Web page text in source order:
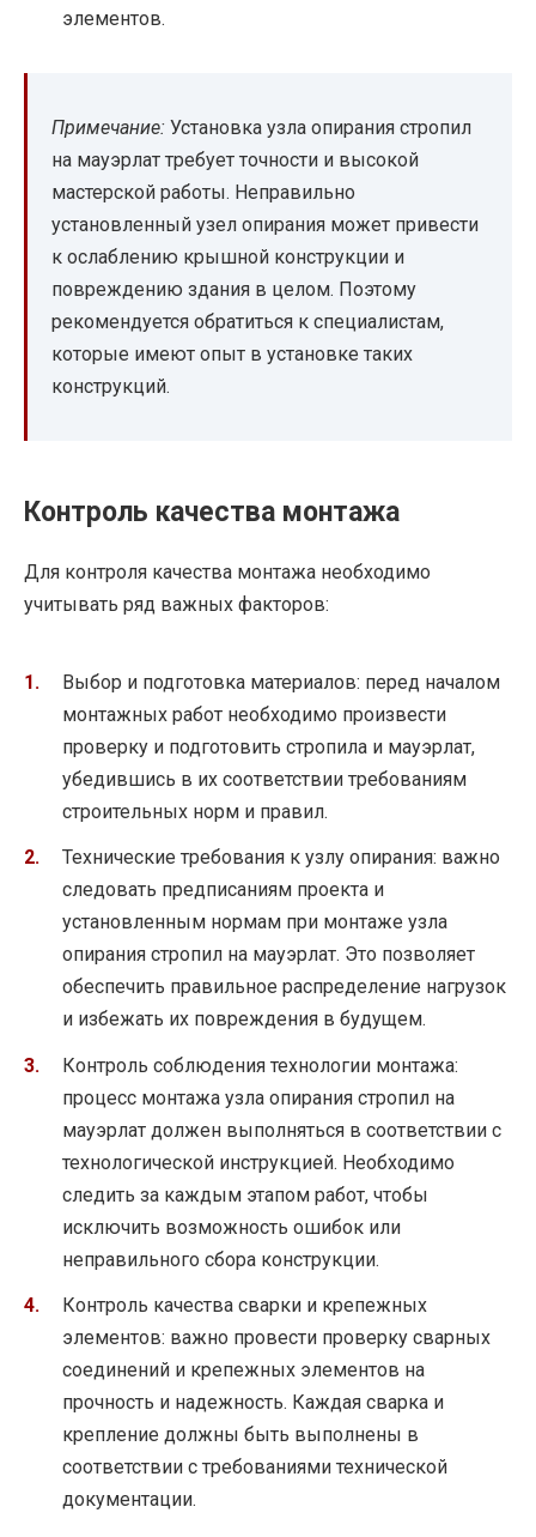
элементов.
Примечание: Установка узла опирания стропил
на мауэрлат требует точности и высокой
мастерской работы. Неправильно
установленный узел опирания может привести
к ослаблению крышной конструкции и
повреждению здания в целом. Поэтому
рекомендуется обратиться к специалистам,
которые имеют опыт в установке таких
конструкций.
Контроль качества монтажа
Для контроля качества монтажа необходимо
учитывать ряд важных факторов:
Выбор и подготовка материалов: перед началом
монтажных работ необходимо произвести
проверку и подготовить стропила и мауэрлат,
убедившись в их соответствии требованиям
строительных норм и правил.
Технические требования к узлу опирания: важно
следовать предписаниям проекта и
установленным нормам при монтаже узла
опирания стропил на мауэрлат. Это позволяет
обеспечить правильное распределение нагрузок
и избежать их повреждения в будущем.
Контроль соблюдения технологии монтажа:
процесс монтажа узла опирания стропил на
мауэрлат должен выполняться в соответствии с
технологической инструкцией. Необходимо
следить за каждым этапом работ, чтобы
исключить возможность ошибок или
неправильного сбора конструкции.
Контроль качества сварки и крепежных
элементов: важно провести проверку сварных
соединений и крепежных элементов на
прочность и надежность. Каждая сварка и
крепление должны быть выполнены в
соответствии с требованиями технической
документации.